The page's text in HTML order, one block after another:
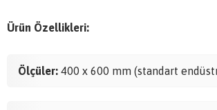
Ürün Özellikleri:
Ölçüler: 400 x 600 mm (standart